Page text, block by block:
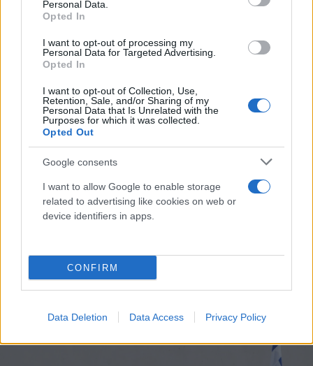
Personal Data.
Opted In
I want to opt-out of processing my
Personal Data for Targeted Advertising.
Opted In
I want to opt-out of Collection, Use,
Retention, Sale, and/or Sharing of my
Personal Data that Is Unrelated with the
Purposes for which it was collected.
Opted Out
Google consents
I want to allow Google to enable storage
related to advertising like cookies on web or
device identifiers in apps.
CONFIRM
Data Deletion Data Access Privacy Policy
FLASH FOCUS